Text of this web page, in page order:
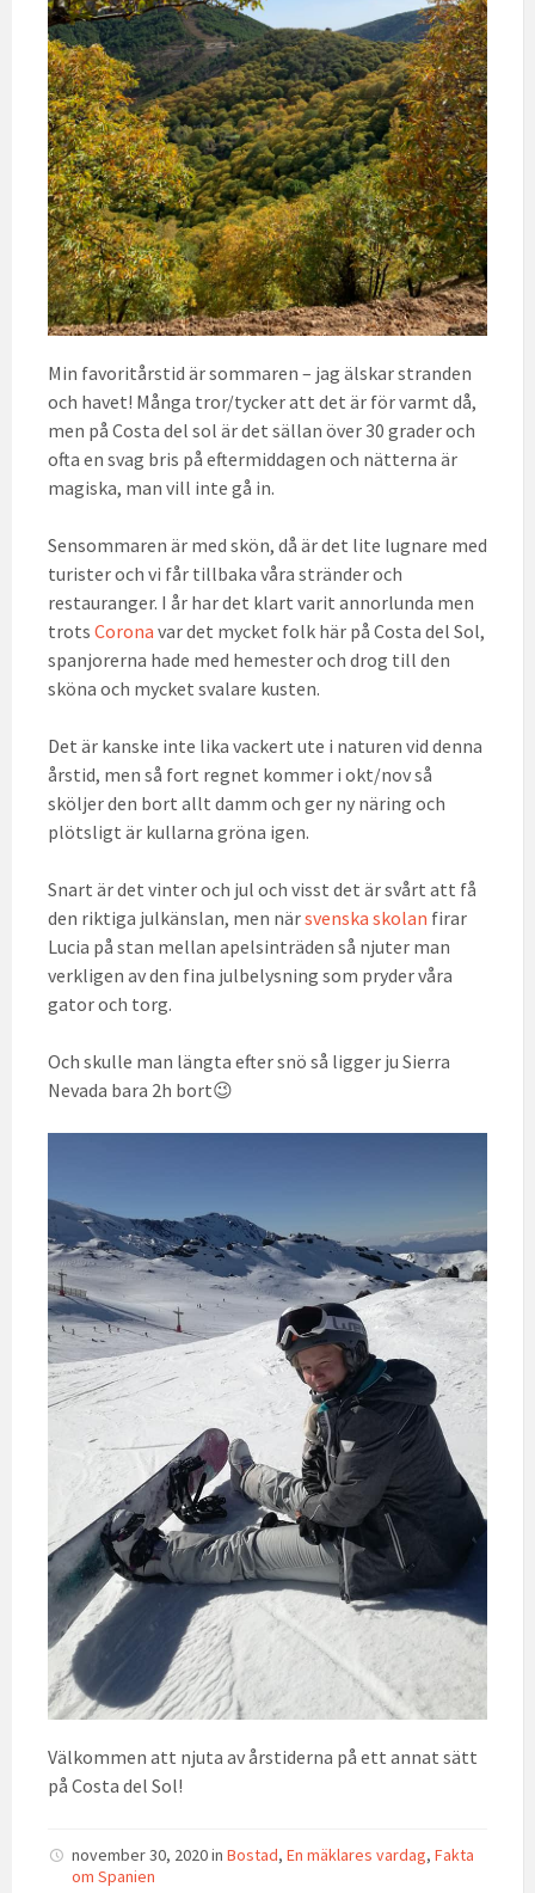
Min favoritårstid är sommaren – jag älskar stranden
och havet! Många tror/tycker att det är för varmt då,
men på Costa del sol är det sällan över 30 grader och
ofta en svag bris på eftermiddagen och nätterna är
magiska, man vill inte gå in.
Sensommaren är med skön, då är det lite lugnare med
turister och vi får tillbaka våra stränder och
restauranger. I år har det klart varit annorlunda men
trots Corona var det mycket folk här på Costa del Sol,
spanjorerna hade med hemester och drog till den
sköna och mycket svalare kusten.
Det är kanske inte lika vackert ute i naturen vid denna
årstid, men så fort regnet kommer i okt/nov så
sköljer den bort allt damm och ger ny näring och
plötsligt är kullarna gröna igen.
Snart är det vinter och jul och visst det är svårt att få
den riktiga julkänslan, men närsvenska skolan firar
Lucia på stan mellan apelsinträden så njuter man
verkligen av den fina julbelysning som pryder våra
gator och torg.
Och skulle man längta efter snö så ligger ju Sierra
Nevada bara 2h bort😉
Välkommen att njuta av årstiderna på ett annat sätt
på Costa del Sol!
november 30, 2020in Bostad, En mäklares vardag, Fakta
om Spanien